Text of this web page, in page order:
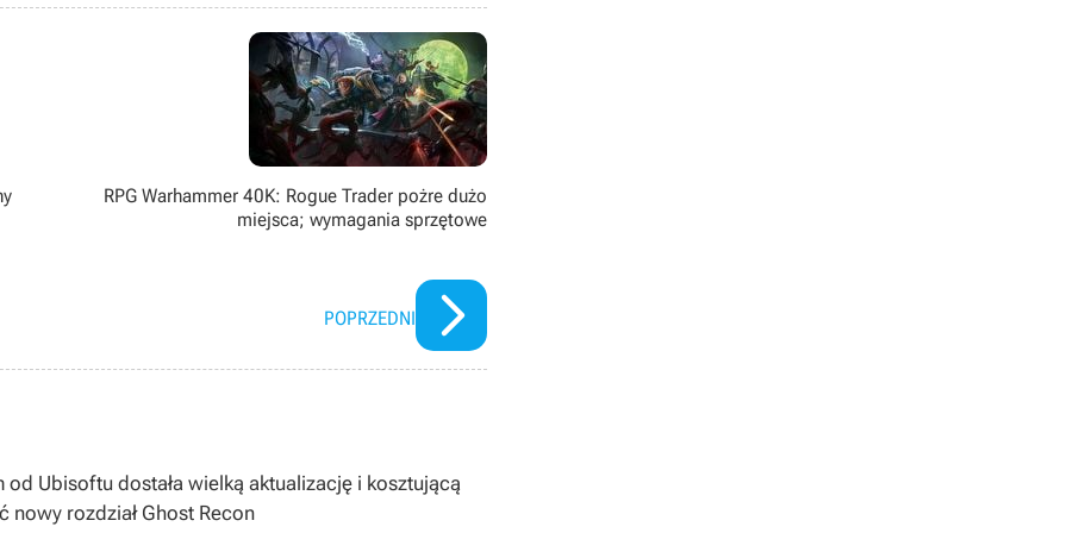
RPG Warhammer 40K: Rogue Trader pożre dużo
miejsca; wymagania sprzętowe
POPRZEDNI
Ubisoftu dostała wielką aktualizację i kosztującą
rozdział Ghost Recon